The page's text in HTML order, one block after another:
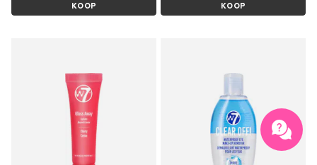
KOOP KOOP